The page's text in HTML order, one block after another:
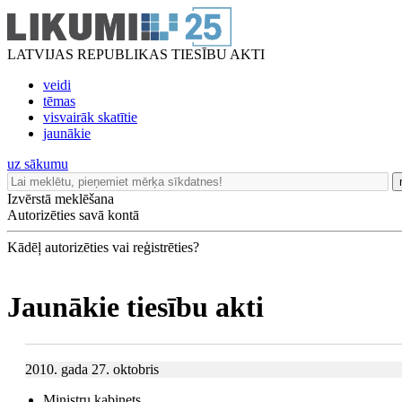
LATVIJAS REPUBLIKAS TIESĪBU AKTI
veidi
tēmas
visvairāk skatītie
jaunākie
uz sākumu
Izvērstā meklēšana
Autorizēties savā kontā
Kādēļ autorizēties vai reģistrēties?
Jaunākie tiesību akti
2010. gada 27. oktobris